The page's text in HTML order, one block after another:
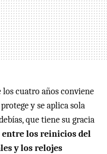
cuatro años conviene
y se aplica sola
que tiene su gracia
entre los reinicios del
y los relojes